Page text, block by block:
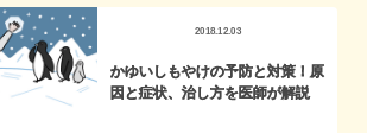
2018.12.03
かゆいしもやけの予防と対策！原
因と症状、治し方を医師が解説